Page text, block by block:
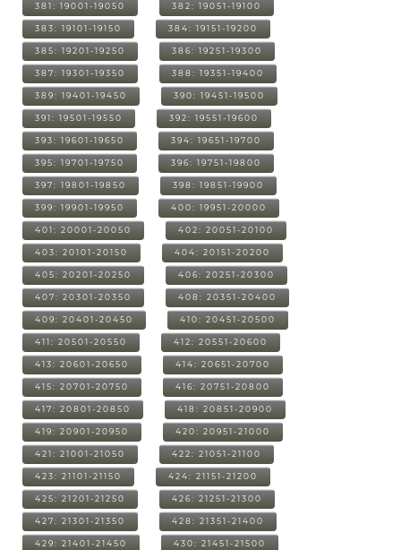
381: 19001-19050 382: 19051-19100
383: 19101-19150 384: 19151-19200
385: 19201-19250 386: 19251-19300
387: 19301-19350 388: 19351-19400
389: 19401-19450 390: 19451-19500
391: 19501-19550 392: 19551-19600
393: 19601-19650 394: 19651-19700
395: 19701-19750 396: 19751-19800
397: 19801-19850 398: 19851-19900
399: 19901-19950 400: 19951-20000
401: 20001-20050 402: 20051-20100
403: 20101-20150 404: 20151-20200
405: 20201-20250 406: 20251-20300
407: 20301-20350 408: 20351-20400
409: 20401-20450 410: 20451-20500
411: 20501-20550 412: 20551-20600
413: 20601-20650 414: 20651-20700
415: 20701-20750 416: 20751-20800
417: 20801-20850 418: 20851-20900
419: 20901-20950 420: 20951-21000
421: 21001-21050 422: 21051-21100
423: 21101-21150 424: 21151-21200
425: 21201-21250 426: 21251-21300
427: 21301-21350 428: 21351-21400
429: 21401-21450 430: 21451-21500